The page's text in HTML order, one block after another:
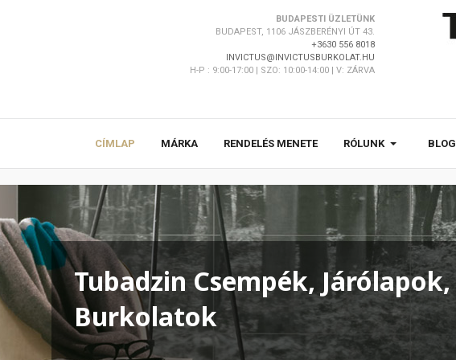
BUDAPESTI ÜZLETÜNK
BUDAPEST, 1106 JÁSZBERÉNYI ÚT 43.
+3630 556 8018
INVICTUS@INVICTUSBURKOLAT.HU
H-P : 9:00-17:00 | SZO: 10:00-14:00 | V: ZÁRVA
CÍMLAP MÁRKA RENDELÉS MENETE RÓLUNK BLOG
Tubadzin Csempék, Járólapok,
Burkolatok